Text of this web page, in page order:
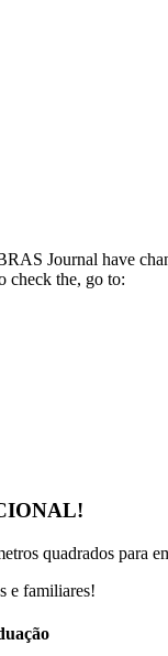
Journal have
check the, go to:
quadrados para
e familiares!